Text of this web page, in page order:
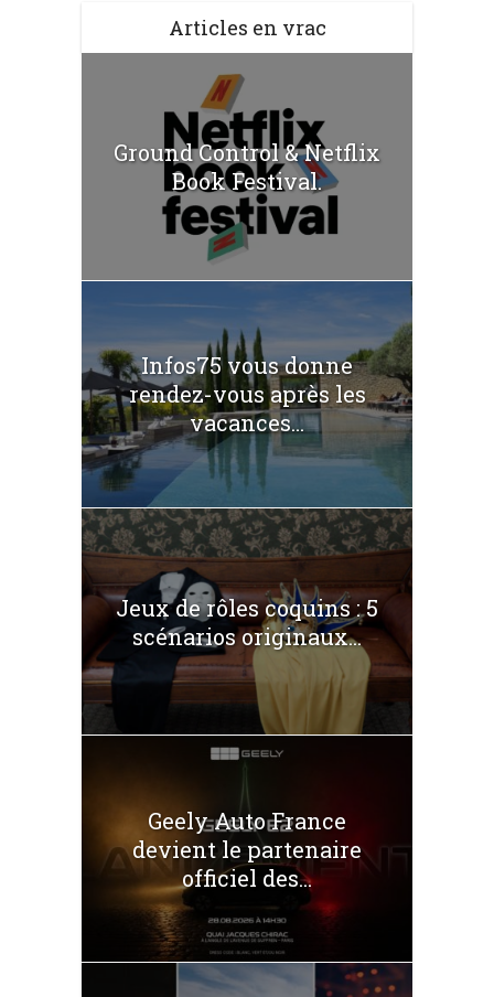
Articles en vrac
Ground Control & Netflix
Book Festival.
Infos75 vous donne
rendez-vous après les
vacances...
Jeux de rôles coquins : 5
scénarios originaux...
Geely Auto France
devient le partenaire
officiel des...